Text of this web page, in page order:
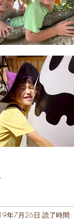
年7月26日 読了時間: